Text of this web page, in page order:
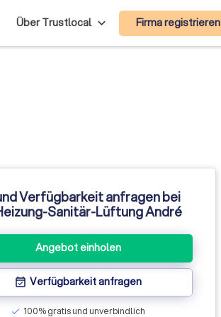
Über Trustlocal Firma registrieren
Verfügbarkeit anfragen bei
Sanitär-Lüftung André
Angebot einholen
event_available Verfügbarkeit anfragen
check 100% gratis und unverbindlich